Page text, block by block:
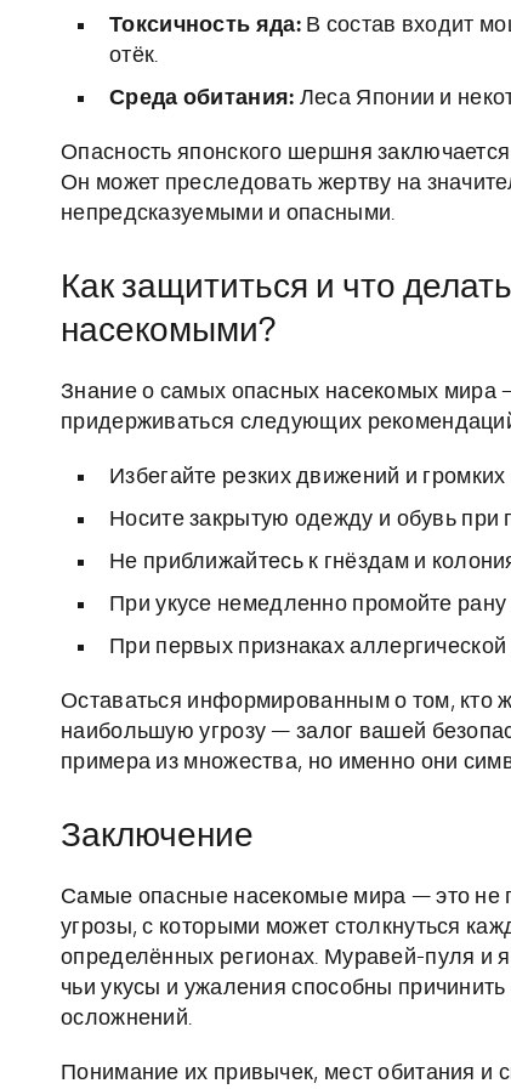
Токсичность яда:В состав входит
отёк.
Среда обитания: Леса Японии и
Опасность японского шершня
Он может преследовать жертву на
непредсказуемыми и опасными.
Как защититься и что
насекомыми?
Знание о самых опасных насекомых мира
придерживаться следующих
Избегайте резких движений и
Носите закрытую одежду и обувь при
Не приближайтесь к гнёздам и
При укусе немедленно промойте
При первых признаках
Оставаться информированным о том, кто
наибольшую угрозу — залог вашей
примера из множества, но именно они
Заключение
Самые опасные насекомые мира — это не
угрозы, с которыми может столкнуться
определённых регионах. Муравей-пуля и
чьи укусы и ужаления способны
осложнений.
Понимание их привычек, мест обитания и